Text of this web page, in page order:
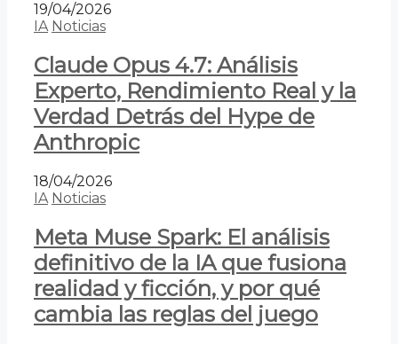
19/04/2026
IA Noticias
Claude Opus 4.7: Análisis
Experto, Rendimiento Real y la
Verdad Detrás del Hype de
Anthropic
18/04/2026
IA Noticias
Meta Muse Spark: El análisis
definitivo de la IA que fusiona
realidad y ficción, y por qué
cambia las reglas del juego